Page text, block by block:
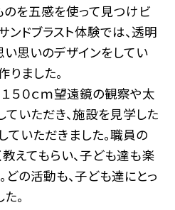
を五感を使って見つけビ
ンドブラスト体験では、透明
思いのデザインをしてい
りました。
１５０ｃｍ望遠鏡の観察や太
いただき、施設を見学した
ていただきました。職員の
えてもらい、子ども達も楽
どの活動も、子ども達にとっ
。